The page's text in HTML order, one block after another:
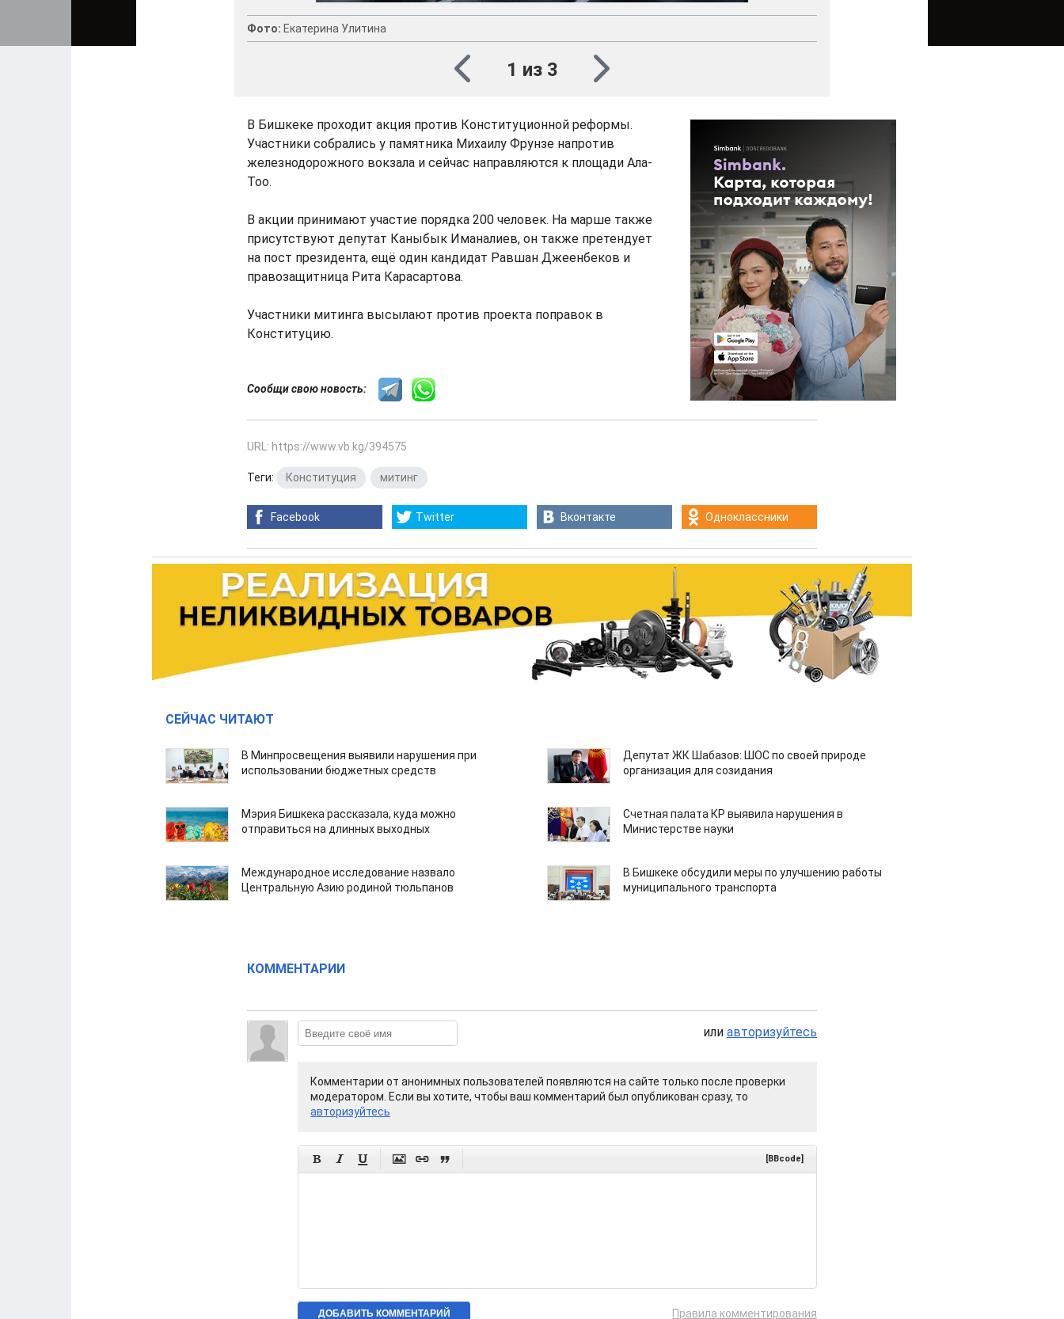
Фото: Екатерина Улитина
1 из 3
В Бишкеке проходит акция против Конституционной реформы.
Участники собрались у памятника Михаилу Фрунзе напротив
железнодорожного вокзала и сейчас направляются к площади Ала-
Тоо.
В акции принимают участие порядка 200 человек. На марше также
присутствуют депутат Каныбык Иманалиев, он также претендует
на пост президента, ещё один кандидат Равшан Джеенбеков и
правозащитница Рита Карасартова.
Участники митинга высылают против проекта поправок в
Конституцию.
Сообщи свою новость:
URL: https://www.vb.kg/394575
Теги: Конституция митинг
Facebook Twitter Вконтакте Одноклассники
СЕЙЧАС ЧИТАЮТ
В Минпросвещения выявили нарушения при
использовании бюджетных средств
Депутат ЖК Шабазов: ШОС по своей природе
организация для созидания
Мэрия Бишкека рассказала, куда можно
отправиться на длинных выходных
Счетная палата КР выявила нарушения в
Министерстве науки
Международное исследование назвало
Центральную Азию родиной тюльпанов
В Бишкеке обсудили меры по улучшению работы
муниципального транспорта
КОММЕНТАРИИ
или авторизуйтесь
Комментарии от анонимных пользователей появляются на сайте только после проверки
модератором. Если вы хотите, чтобы ваш комментарий был опубликован сразу, то
авторизуйтесь
      [BBcode]
Правила комментирования